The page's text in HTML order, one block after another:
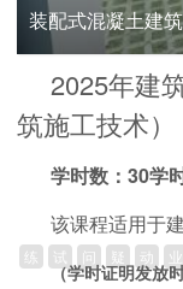
装配式混凝土建
2025年建
筑施工技术）
学时数：30学
该课程适用于
（学时证明发放
练 试 问 疑 动 业